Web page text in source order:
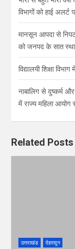
विभागों को हाई अलर्ट
मानसून आपदा से
को जनपद के सात
विद्यालयी शिक्षा
नाबालिग से दुष्कर्म
में राज्य महिला आयोग
Related Posts
उत्तराखंड देहरादून